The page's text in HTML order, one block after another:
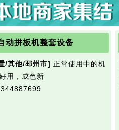
动拼板机整套设备
/其他/邳州市] 正常使用中的机
用，成色新​‌‌